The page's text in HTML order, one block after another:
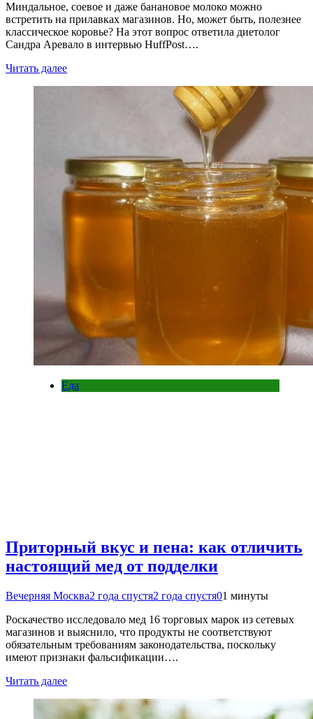
Миндальное, соевое и даже банановое молоко можно
встретить на прилавках магазинов. Но, может быть, полезнее
классическое коровье? На этот вопрос ответила диетолог
Сандра Аревало в интервью HuffPost….
Читать далее
Еда
Приторный вкус и пена: как отличить
настоящий мед от подделки
Вечерняя Москва2 года спустя2 года спустя01 минуты
Роскачество исследовало мед 16 торговых марок из сетевых
магазинов и выяснило, что продукты не соответствуют
обязательным требованиям законодательства, поскольку
имеют признаки фальсификации….
Читать далее